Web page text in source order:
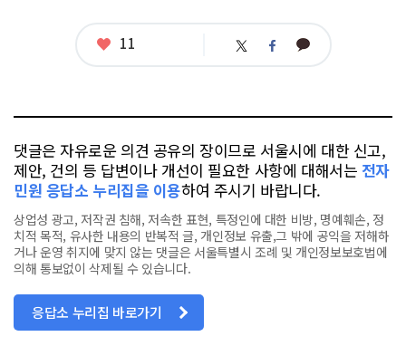
좋
11 트 페 카
댓글은 자유로운 의견 공유의 장이므로 서울시에 대한 신고,
제안, 건의 등 답변이나 개선이 필요한 사항에 대해서는 전자
민원 응답소 누리집을 이용하여 주시기 바랍니다.
상업성 광고, 저작권 침해, 저속한 표현, 특정인에 대한 비방, 명예훼손, 정
치적 목적, 유사한 내용의 반복적 글, 개인정보 유출,그 밖에 공익을 저해하
거나 운영 취지에 맞지 않는 댓글은 서울특별시 조례 및 개인정보보호법에
의해 통보없이 삭제될 수 있습니다.
응답소 누리집 바로가기